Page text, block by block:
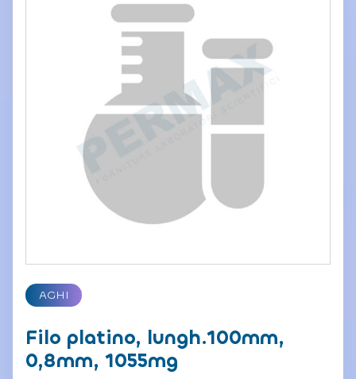
AGHI
Filo platino, lungh.100mm,
0,8mm, 1055mg